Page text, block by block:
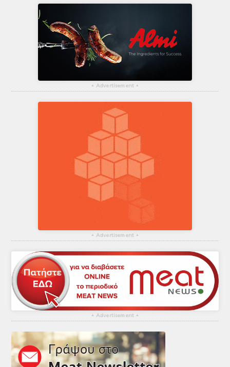
▴ Advertisement ▴
▴ Advertisement ▴
▴ Advertisement ▴